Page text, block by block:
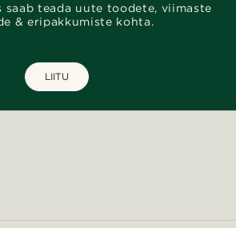
saab teada uute toodete, viimaste
& eripakkumiste kohta.
LIITU